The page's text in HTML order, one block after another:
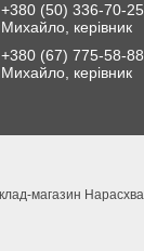
+380 (50) 336-70-25
Михайло, керівник
+380 (67) 775-58-88
Михайло, керівник